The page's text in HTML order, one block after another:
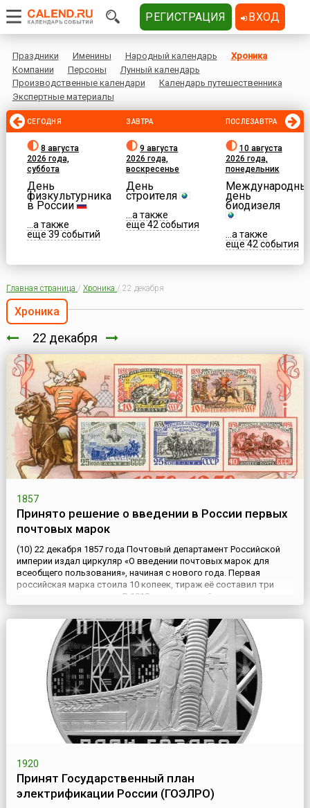
Праздники Именины Народный календарь
Хроника
Компании
Персоны
Лунный календарь
Производственные календари
Календарь путешественника
Экспертные материалы
СЕГОДНЯ
8 августа
2026 года,
суббота
День
физкультурника
в России
...а также
еще 39 событий
ЗАВТРА
9 августа
2026 года,
воскресенье
День
строителя
...а также
еще 42 события
ПОСЛЕЗАВТРА
10 августа
2026 года,
понедельник
день
биодизеля
...а также
еще 42 события
Главная страница / Хроника / 22 декабря
Хроника
22 декабря
1857
Принято решение о введении в России первых
почтовых марок
(10) 22 декабря 1857 года Почтовый департамент Российской
империи издал циркуляр «О введении почтовых марок для
всеобщего пользования», начиная с нового года. Первая
российская марка стоила 10 копеек, тираж её составил три
миллиона экземпляров. В 1918 году, к первой годовщине
Октябрьской революции, были выпущены почтовые марки
Советской России. Первые революционные марки стоили 35
копеек (синя...
1920
Принят Государственный план
электрификации России (ГОЭЛРО)
РЕГИСТРАЦИЯ ВХОД